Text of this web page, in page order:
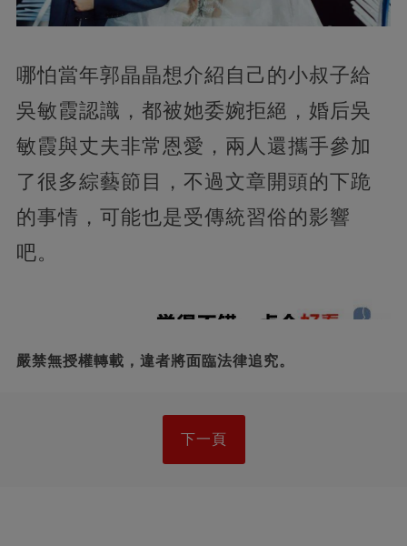
哪怕當年郭晶晶想介紹自己的小叔子給
吳敏霞認識，都被她委婉拒絕，婚后吳
敏霞與丈夫非常恩愛，兩人還攜手參加
了很多綜藝節目，不過文章開頭的下跪
的事情，可能也是受傳統習俗的影響
吧。
嚴禁無授權轉載，違者將面臨法律追究。
下一頁